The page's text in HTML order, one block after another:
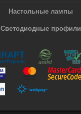
Настольные лампы
Светодиодные профили